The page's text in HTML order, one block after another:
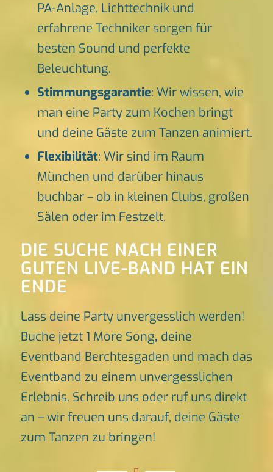
PA-Anlage, Lichttechnik und
erfahrene Techniker sorgen für
besten Sound und perfekte
Beleuchtung.
Stimmungsgarantie: Wir wissen, wie
man eine Party zum Kochen bringt
und deine Gäste zum Tanzen animiert.
Flexibilität: Wir sind im Raum
München und darüber hinaus
buchbar – ob in kleinen Clubs, großen
Sälen oder im Festzelt.
DIE SUCHE NACH EINER
GUTEN LIVE-BAND HAT EIN
ENDE
Lass deine Party unvergesslich werden!
Buche jetzt 1 More Song, deine
Eventband Berchtesgaden und mach das
Eventband zu einem unvergesslichen
Erlebnis. Schreib uns oder ruf uns direkt
an – wir freuen uns darauf, deine Gäste
zum Tanzen zu bringen!